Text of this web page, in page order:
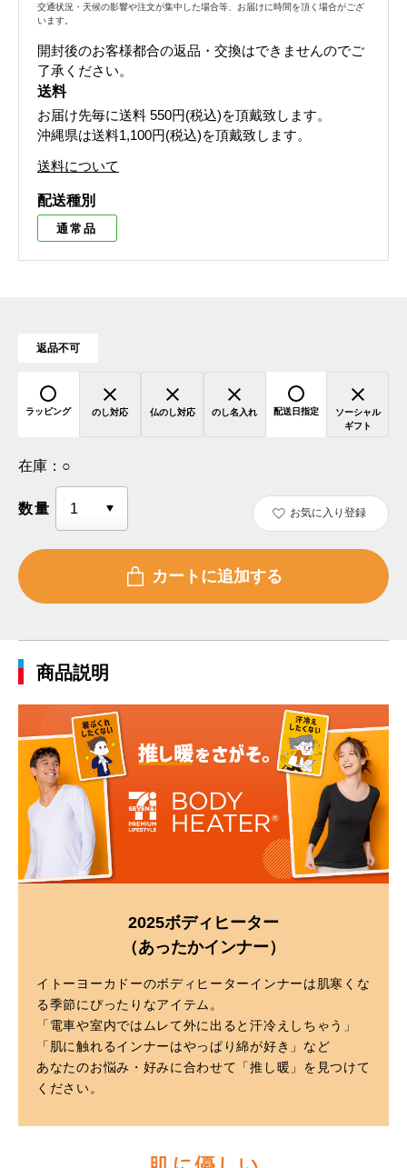
交通状況・天候の影響や注文が集中した場合等、お届けに時間を頂く場合がござ
います。
開封後のお客様都合の返品・交換はできませんのでご
了承ください。
送料
お届け先毎に送料 550円(税込)を頂戴致します。
沖縄県は送料1,100円(税込)を頂戴致します。
送料について
配送種別
通常品
返品不可
ラッピング のし対応 仏のし対応 のし名入れ 配送日指定
ソーシャル
ギフト
在庫： ○
数量 お気に入り登録
商品説明
2025ボディヒーター
（あったかインナー）
イトーヨーカドーのボディヒーターインナーは肌寒くな
る季節にぴったりなアイテム。
「電車や室内ではムレて外に出ると汗冷えしちゃう」
「肌に触れるインナーはやっぱり綿が好き」など
あなたのお悩み・好みに合わせて「推し暖」を見つけて
ください。